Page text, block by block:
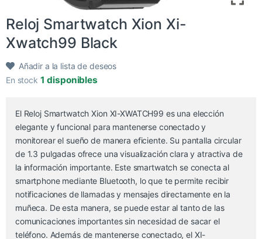
Reloj Smartwatch Xion Xi-
Xwatch99 Black
Añadir a la lista de deseos
En stock 1 disponibles
El Reloj Smartwatch Xion XI-XWATCH99 es una elección
elegante y funcional para mantenerse conectado y
monitorear el sueño de manera eficiente. Su pantalla circular
de 1.3 pulgadas ofrece una visualización clara y atractiva de
la información importante. Este smartwatch se conecta al
smartphone mediante Bluetooth, lo que te permite recibir
notificaciones de llamadas y mensajes directamente en la
muñeca. De esta manera, se puede estar al tanto de las
comunicaciones importantes sin necesidad de sacar el
teléfono. Además de mantenerse conectado, el XI-